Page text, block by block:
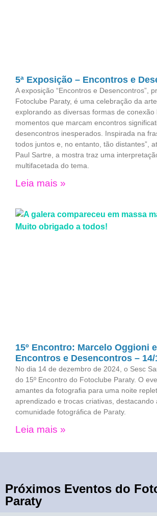
5ª Exposição – Encontros e
A exposição “Encontros e Desencontros”,
Fotoclube Paraty, é uma celebração da
explorando as diversas formas de conexão
momentos que marcam encontros
desencontros inesperados. Inspirada na
todos juntos e, no entanto, tão distantes”,
Paul Sartre, a mostra traz uma
multifacetada do tema.
Leia mais »
15º Encontro: Marcelo Oggioni
Encontros e Desencontros – 14/
No dia 14 de dezembro de 2024, o Sesc
do 15º Encontro do Fotoclube Paraty. O
amantes da fotografia para uma noite
aprendizado e trocas criativas, destacando
comunidade fotográfica de Paraty.
Leia mais »
Próximos Eventos do
Paraty